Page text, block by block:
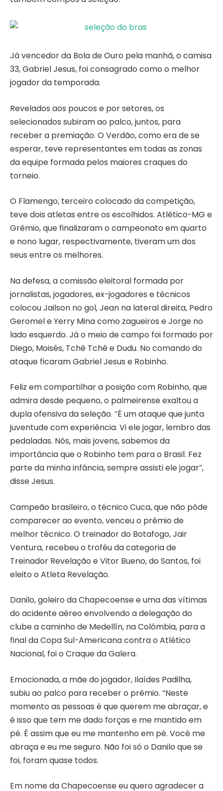
Já vencedor da Bola de Ouro pela manhã, o camisa
33, Gabriel Jesus, foi consagrado como o melhor
jogador da temporada.
Revelados aos poucos e por setores, os
selecionados subiram ao palco, juntos, para
receber a premiação. O Verdão, como era de se
esperar, teve representantes em todas as zonas
da equipe formada pelos maiores craques do
torneio.
O Flamengo, terceiro colocado da competição,
teve dois atletas entre os escolhidos. Atlético-MG e
Grêmio, que finalizaram o campeonato em quarto
e nono lugar, respectivamente, tiveram um dos
seus entre os melhores.
Na defesa, a comissão eleitoral formada por
jornalistas, jogadores, ex-jogadores e técnicos
colocou Jailson no gol, Jean na lateral direita, Pedro
Geromel e Yerry Mina como zagueiros e Jorge no
lado esquerdo. Já o meio de campo foi formado por
Diego, Moisés, Tchê Tchê e Dudu. No comando do
ataque ficaram Gabriel Jesus e Robinho.
Feliz em compartilhar a posição com Robinho, que
admira desde pequeno, o palmeirense exaltou a
dupla ofensiva da seleção. “É um ataque que junta
juventude com experiência. Vi ele jogar, lembro das
pedaladas. Nós, mais jovens, sabemos da
importância que o Robinho tem para o Brasil. Fez
parte da minha infância, sempre assisti ele jogar”,
disse Jesus.
Campeão brasileiro, o técnico Cuca, que não pôde
comparecer ao evento, venceu o prêmio de
melhor técnico. O treinador do Botafogo, Jair
Ventura, recebeu o troféu da categoria de
Treinador Revelação e Vitor Bueno, do Santos, foi
eleito o Atleta Revelação.
Danilo, goleiro da Chapecoense e uma das vítimas
do acidente aéreo envolvendo a delegação do
clube a caminho de Medellín, na Colômbia, para a
final da Copa Sul-Americana contra o Atlético
Nacional, foi o Craque da Galera.
Emocionada, a mãe do jogador, Ilaídes Padilha,
subiu ao palco para receber o prêmio. “Neste
momento as pessoas é que querem me abraçar, e
é isso que tem me dado forças e me mantido em
pé. É assim que eu me mantenho em pé. Você me
abraça e eu me seguro. Não foi só o Danilo que se
foi, foram quase todos.
Em nome da Chapecoense eu quero agradecer a